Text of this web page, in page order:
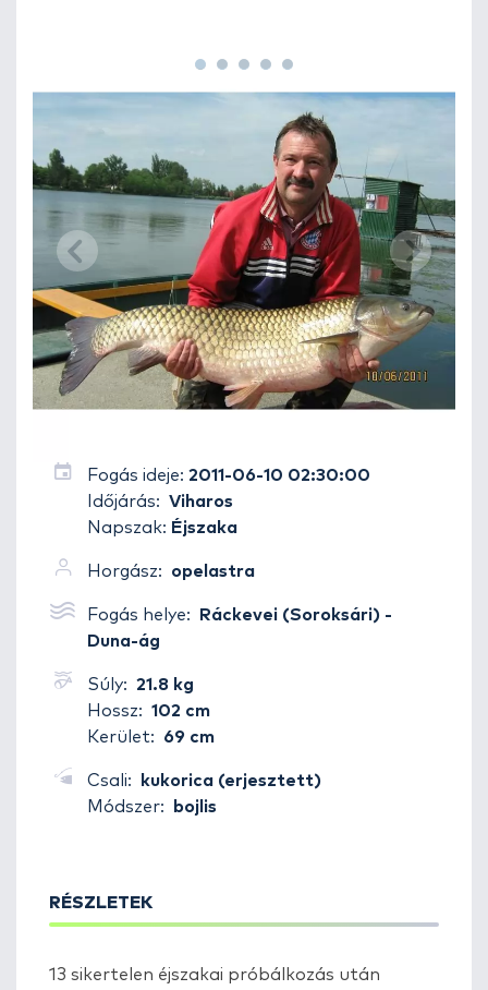
1 2 3 4
Fogás ideje: 2011-06-10 02:30:00
Időjárás: Viharos
Napszak: Éjszaka
Horgász: opelastra
Fogás helye:
Ráckevei (Soroksári) -
Duna-ág
Súly: 21.8 kg
Hossz: 102 cm
Kerület:
69 cm
Csali:
kukorica (erjesztett)
Módszer:
bojlis
RÉSZLETEK
13 sikertelen éjszakai próbálkozás után